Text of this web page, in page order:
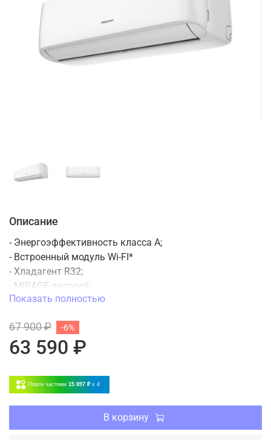
Описание
- Энергоэффективность класса А;
- Встроенный модуль Wi-FI*
- Хладагент R32;
- MIRAGE-дисплей;
- Режимы Sleep, Smart, Turbo, функция I Feel;
- Отключение дисплея внутреннего блока с пульта -
Dimmer;
правое);
- Авторестарт, самодиагностика.
*Кроме модели с индексом 30
Показать полностью
67 900 ₽
63 590 ₽
-6%
Плати частями 15 897 ₽ x 4
В корзину